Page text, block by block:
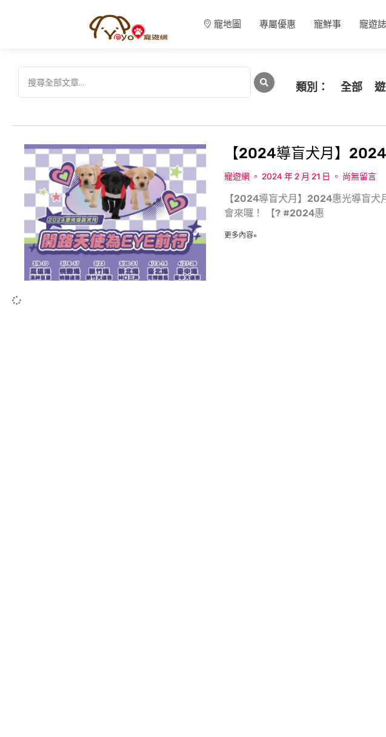
寵地圖 專屬優惠 寵鮮事 寵遊誌
類別： 全部
【2024導盲犬月】
寵遊網 2024 年 2 月 21 日 尚無留言
【2024導盲犬月】2024惠光導盲犬
會來囉！ 【? #2024惠
更多內容»